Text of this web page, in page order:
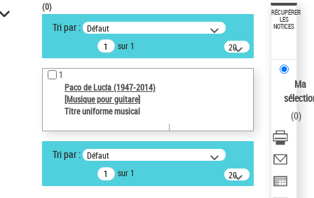
VOTRE RECHERCHE
Recherche avancée dans les
notices d’autorité
Œuvres liées à l'auteur :
Paco de Lucía (1947-2014)
Type de notice d'autorité
Type de notice d'autorité
(0)
Tri par : Défaut
sur 1
20
résultats/page
1
Paco de Lucía (1947-2014)
[Musique pour guitare]
Titre uniforme musical
Tri par : Défaut
sur 1
20
résultats/page
RÉCUPÉRER
LES
NOTICES
Ma
(0)